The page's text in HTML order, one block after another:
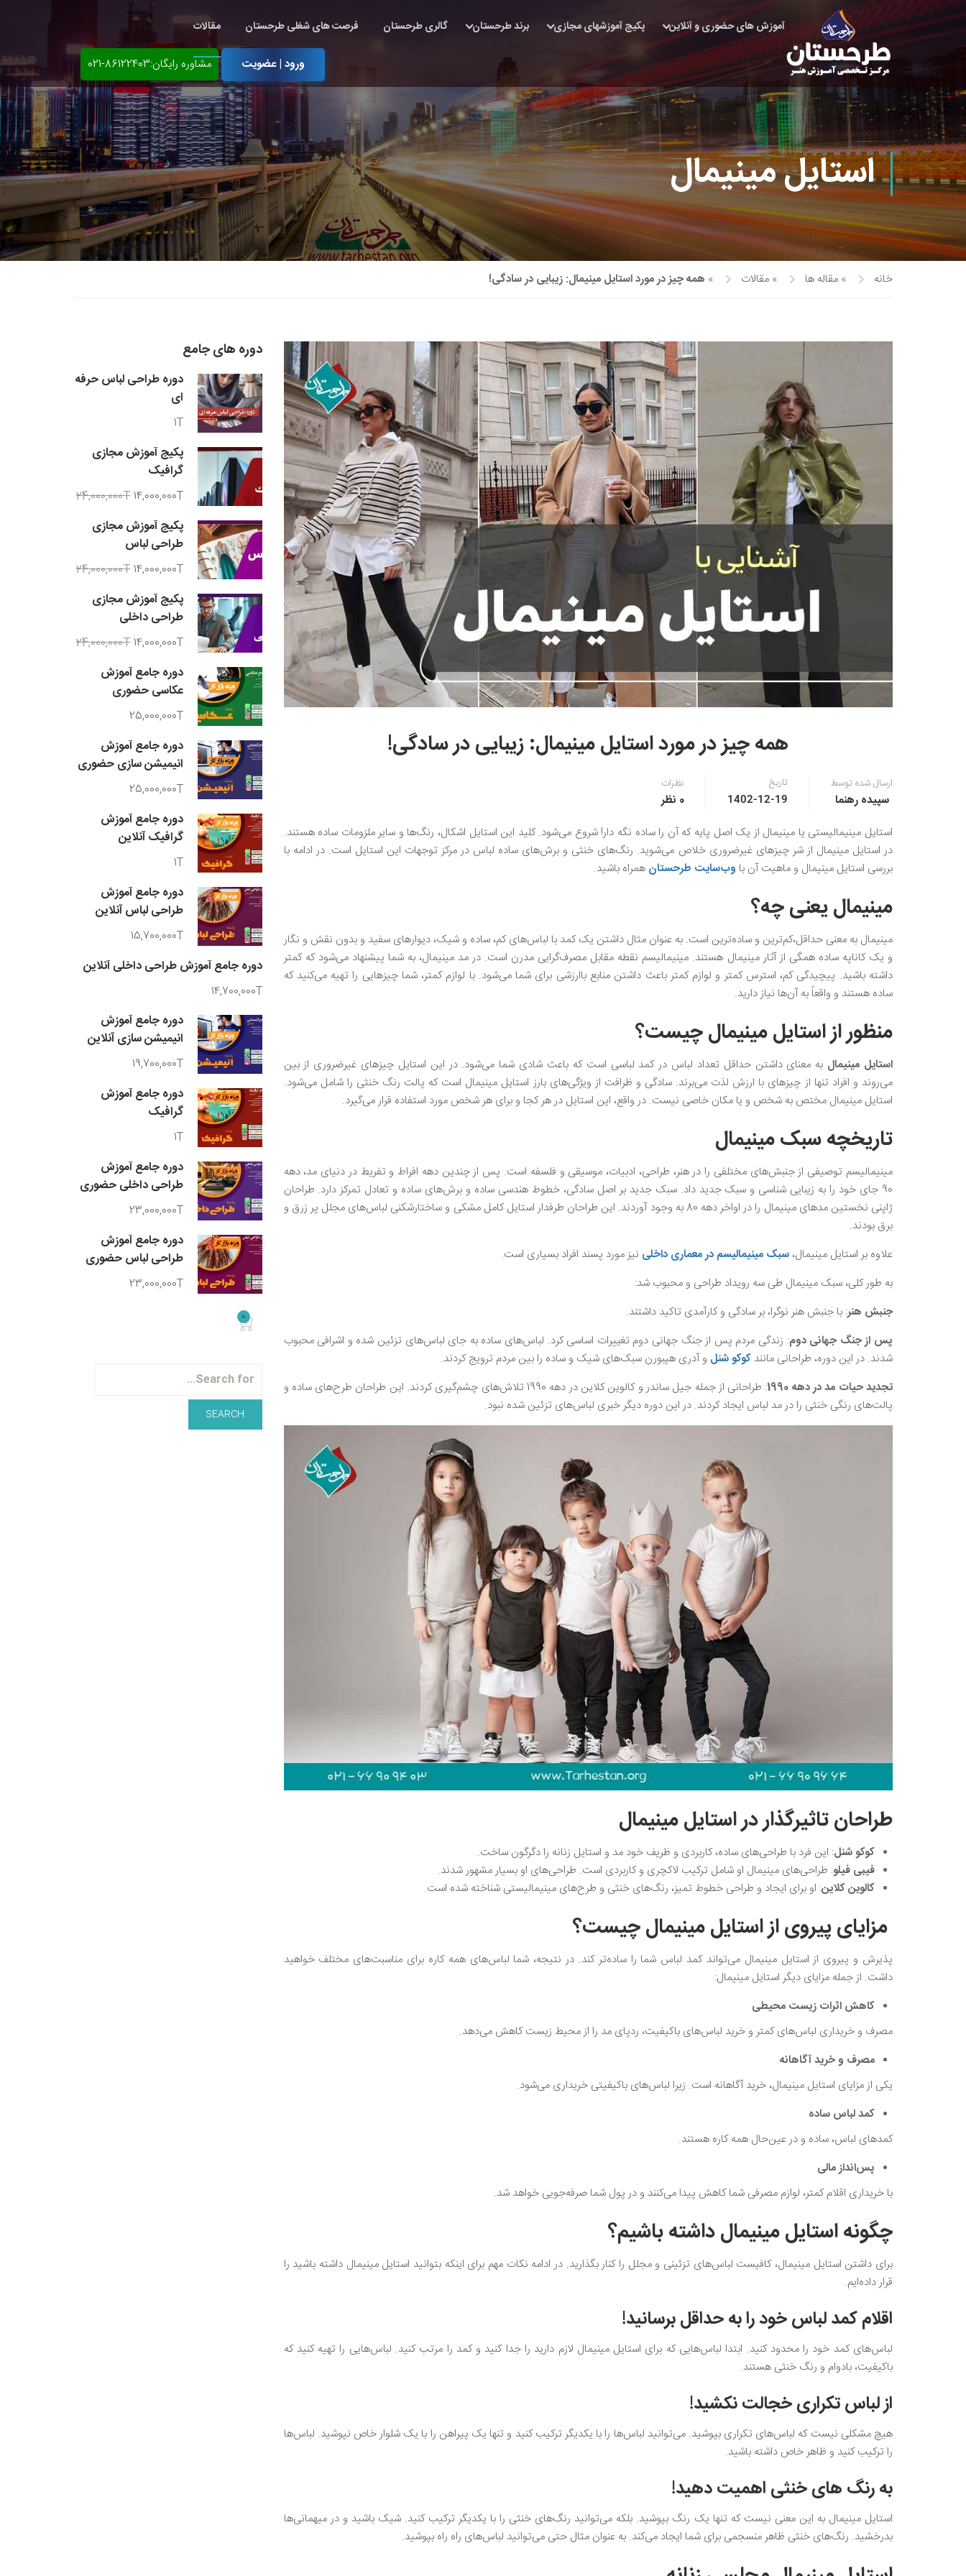
آموزش های حضوری و آنلاین پکیج آموزشهای مجازی برند طرحستان گالری طرحستان فرصت های شغلی طرحستان مقالات
ورود | عضویت مشاوره رایگان:86122403-021
استایل مینیمال
خانه » مقاله ها » مقالات » همه چیز در مورد استایل مینیمال: زیبایی در سادگی!
همه چیز در مورد استایل مینیمال: زیبایی در سادگی!
ارسال شده توسط
سپیده رهنما
تاریخ
1402-12-19
نظرات
0 نظر
استایل مینیمالیستی یا مینیمال از یک اصل پایه که آن را ساده نگه دار! شروع می‌شود. کلید این استایل اشکال، رنگ‌ها و سایر ملزومات ساده هستند.
در استایل مینیمال از شر چیزهای غیرضروری خلاص می‌شوید. رنگ‌های خنثی و برش‌های ساده لباس در مرکز توجهات این استایل است. در ادامه با
بررسی استایل مینیمال و ماهیت آن با وب‌سایت طرحستان همراه باشید.
مینیمال یعنی چه؟
مینیمال به معنی حداقل،کم‌ترین و ساده‌ترین است. به عنوان مثال داشتن یک کمد با لباس‌های کم، ساده و شیک، دیوارهای سفید و بدون نقش و نگار
و یک کاناپه ساده همگی از آثار مینیمال هستند. مینیمالیسم نقطه مقابل مصرف‌گرایی مدرن است. در مد مینیمال، به شما پیشنهاد می‌شود که کمتر
داشته باشید. پیچیدگی کم، استرس کمتر و لوازم کمتر باعث داشتن منابع باارزشی برای شما می‌شود. با لوازم کمتر، شما چیزهایی را تهیه می‌کنید که
ساده هستند و واقعاً به آن‌ها نیاز دارید.
منظور از استایل مینیمال چیست؟
استایل مینیمال به معنای داشتن حداقل تعداد لباس در کمد لباسی است که باعث شادی شما می‌شود. در این استایل چیزهای غیرضروری از بین
می‌روند و افراد تنها از چیزهای با ارزش لذت می‌برند. سادگی و ظرافت از ویژگی‌های بارز استایل مینیمال است که پالت رنگ خنثی را شامل می‌شود.
استایل مینیمال مختص به شخص و یا مکان خاصی نیست. در واقع، این استایل در هر کجا و برای هر شخص مورد استفاده قرار می‌گیرد.
تاریخچه سبک مینیمال
مینیمالیسم توصیفی از جنبش‌های مختلفی را در هنر، طراحی، ادبیات، موسیقی و فلسفه است‌. پس از چندین دهه افراط و تفریط در دنیای مد، دهه
90 جای خود را به زیبایی شناسی و سبک جدید داد. سبک جدید بر اصل سادگی، خطوط هندسی ساده و برش‌های ساده و تعادل تمرکز دارد. طراحان
ژاپنی نخستین مدهای مینیمال را در اواخر دهه 80 به وجود آوردند. این طراحان طرفدار استایل کامل مشکی و ساختارشکنی لباس‌های مجلل پر زرق و
برق بودند.
علاوه بر استایل مینیمال، سبک مینیمالیسم در معماری داخلی نیز مورد پسند افراد بسیاری است.
به طور کلی، سبک مینیمال طی سه رویداد طراحی و محبوب شد:
جنبش هنر: با جنبش هنر نوگرا، بر سادگی و کارآمدی تاکید داشتند.
پس از جنگ جهانی دوم: زندگی مردم پس از جنگ جهانی دوم تغییرات اساسی کرد. لباس‌های ساده به جای لباس‌های تزئین شده و اشرافی محبوب
شدند. در این دوره، طراحانی مانند کوکو شنل و آدری هپبورن سبک‌های شیک و ساده را بین مردم ترویج کردند.
تجدید حیات مد در دهه 1990
: طراحانی از جمله جیل ساندر و کالوین کلاین در دهه 1990 تلاش‌های چشم‌گیری کردند. این طراحان طرح‌های ساده و
پالت‌های رنگی خنثی را در مد لباس ایجاد کردند. در این دوره دیگر خبری لباس‌های تزئین شده نبود.
طراحان تاثیرگذار در استایل مینیمال
کوکو شنل: این فرد با طراحی‌های ساده، کاربردی و ظریف خود مد و استایل زنانه را دگرگون ساخت.
فیبی فیلو: طراحی‌های مینیمال او شامل ترکیب لاکچری و کاربردی است. طراحی‌های او بسیار مشهور شدند.
کالوین کلاین: او برای ایجاد و طراحی خطوط تمیز، رنگ‌های خنثی و طرح‌های مینیمالیستی شناخته شده است.
مزایای پیروی از استایل مینیمال چیست؟
پذیرش و پیروی از استایل مینیمال می‌تواند کمد لباس شما را ساده‌تر کند. در نتیجه، شما لباس‌های همه کاره برای مناسبت‌های مختلف خواهید
داشت. از جمله مزایای دیگر استایل مینیمال:
کاهش اثرات زیست محیطی
مصرف و خریداری لباس‌های کمتر و خرید لباس‌های باکیفیت، ردپای مد را از محیط زیست کاهش می‌دهد.
مصرف و خرید آگاهانه
یکی از مزایای استایل مینیمال، خرید آگاهانه است‌. زیرا لباس‌های باکیفیتی خریداری می‌شود.
کمد لباس ساده
کمدهای لباس، ساده و در عین‌حال همه کاره هستند.
پس‌انداز مالی
با خریداری اقلام کمتر، لوازم مصرفی شما کاهش پیدا می‌کنند و در پول شما صرفه‌جویی خواهد شد.
چگونه استایل مینیمال داشته باشیم؟
برای داشتن استایل مینیمال، کافیست لباس‌های تزئینی و مجلل را کنار بگذارید. در ادامه نکات مهم برای اینکه بتوانید استایل مینیمال داشته باشید را
قرار داده‌ایم.
اقلام کمد لباس خود را به حداقل برسانید!
لباس‌های کمد خود را محدود کنید. ابتدا لباس‌هایی که برای استایل مینیمال لازم دارید را جدا کنید و کمد را مرتب کنید. لباس‌هایی را تهیه کنید که
باکیفیت، بادوام و رنگ خنثی هستند.
از لباس تکراری خجالت نکشید!
هیچ مشکلی نیست که لباس‌های تکراری بپوشید. می‌توانید لباس‌ها را با یکدیگر ترکیب کنید و تنها یک پیراهن را با یک شلوار خاص نپوشید. لباس‌ها
را ترکیب کنید و ظاهر خاص داشته باشید.
به رنگ های خنثی اهمیت دهید!
استایل مینیمال به این معنی نیست که تنها یک رنگ بپوشید. بلکه می‌توانید رنگ‌های خنثی را با یکدیگر ترکیب کنید. شیک باشید و در میهمانی‌ها
بدرخشید. رنگ‌های خنثی ظاهر منسجمی برای شما ایجاد می‌کند. به عنوان مثال حتی می‌توانید لباس‌های راه راه بپوشید.
دوره های جامع
دوره طراحی لباس حرفه
ای
1T
پکیج آموزش مجازی
گرافیک
24,000,000T14,000,000T
پکیج آموزش مجازی
طراحی لباس
24,000,000T14,000,000T
پکیج آموزش مجازی
طراحی داخلی
24,000,000T14,000,000T
دوره جامع آموزش
عکاسی حضوری
25,000,000T
دوره جامع آموزش
انیمیشن سازی حضوری
25,000,000T
دوره جامع آموزش
گرافیک آنلاین
1T
دوره جامع آموزش
طراحی لباس آنلاین
15,700,000T
دوره جامع آموزش طراحی داخلی آنلاین
14,700,000T
دوره جامع آموزش
انیمیشن سازی آنلاین
19,700,000T
دوره جامع آموزش
گرافیک
1T
دوره جامع آموزش
طراحی داخلی حضوری
23,000,000T
دوره جامع آموزش
طراحی لباس حضوری
23,000,000T
0